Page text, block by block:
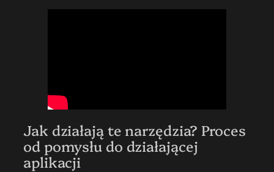
Jak działają te narzędzia? Proces
od pomysłu do działającej
aplikacji